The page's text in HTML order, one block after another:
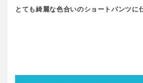
とても綺麗な色合いのショートパンツに